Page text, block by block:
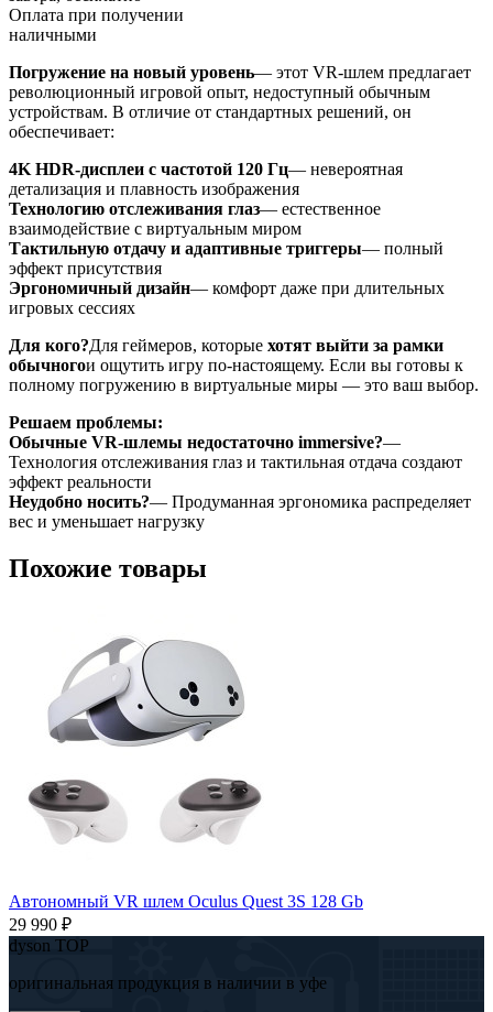
Оплата при получении
наличными
Погружение на новый уровень— этот VR-шлем предлагает
революционный игровой опыт, недоступный обычным
устройствам. В отличие от стандартных решений, он
обеспечивает:
4K HDR-дисплеи с частотой 120 Гц— невероятная
детализация и плавность изображения
Технологию отслеживания глаз— естественное
взаимодействие с виртуальным миром
Тактильную отдачу и адаптивные триггеры— полный
эффект присутствия
Эргономичный дизайн— комфорт даже при длительных
игровых сессиях
Для кого?Для геймеров, которые хотят выйти за рамки
обычногои ощутить игру по-настоящему. Если вы готовы к
полному погружению в виртуальные миры — это ваш выбор.
Решаем проблемы:
Обычные VR-шлемы недостаточно immersive?—
Технология отслеживания глаз и тактильная отдача создают
эффект реальности
Неудобно носить?— Продуманная эргономика распределяет
вес и уменьшает нагрузку
Похожие товары
Автономный VR шлем Oculus Quest 3S 128 Gb
29 990 ₽
dyson TOP
оригинальная продукция в наличии в уфе